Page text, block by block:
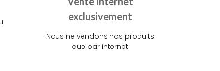
exclusivement
Nous ne vendons nos produits
que par internet